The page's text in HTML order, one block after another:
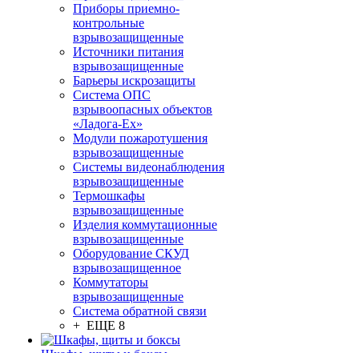
Приборы приемно-
контрольные
взрывозащищенные
Источники питания
взрывозащищенные
Барьеры искрозащиты
Система ОПС
взрывоопасных объектов
«Ладога-Ex»
Модули пожаротушения
взрывозащищенные
Системы видеонаблюдения
взрывозащищенные
Термошкафы
взрывозащищенные
Изделия коммутационные
взрывозащищенные
Оборудование СКУД
взрывозащищенное
Коммутаторы
взрывозащищенные
Система обратной связи
+ ЕЩЕ 8